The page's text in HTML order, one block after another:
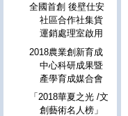
全國首創 後壁仕安
社區合作社集貨
運銷處理室啟用
2018農業創新育成
中心科研成果暨
產學育成媒合會
「2018華夏之光 /文
創藝術名人榜」